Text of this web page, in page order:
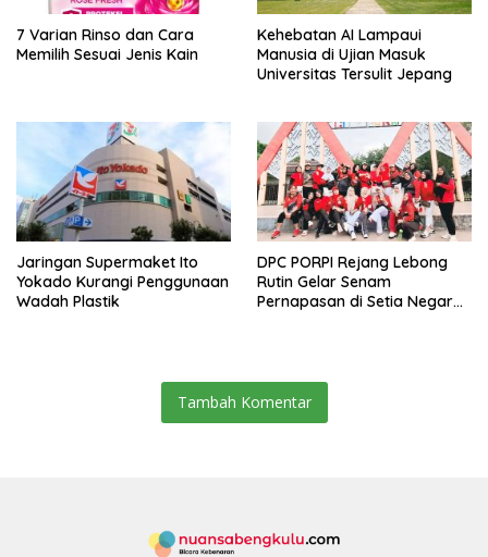
7 Varian Rinso dan Cara
Memilih Sesuai Jenis Kain
Kehebatan AI Lampaui
Manusia di Ujian Masuk
Universitas Tersulit Jepang
Jaringan Supermaket Ito
Yokado Kurangi Penggunaan
Wadah Plastik
DPC PORPI Rejang Lebong
Rutin Gelar Senam
Pernapasan di Setia Negara
Tambah Komentar